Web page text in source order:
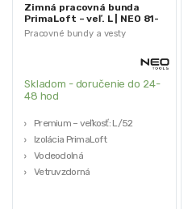
Pracovné bundy a vesty
Zimná pracovná bunda
PrimaLoft – veľ. L | NEO 81-
571-L
Skladom - doručenie do 24-
48 hod
Premium – veľkosť: L/52
Izolácia PrimaLoft
Vodeodolná
Vetruvzdorná